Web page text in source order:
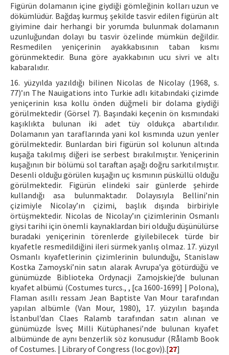
Figürün dolamanın içine giydiği gömleğinin kolları uzun ve
dökümlüdür. Bağdaş kurmuş şekilde tasvir edilen figürün alt
giyimine dair herhangi bir yorumda bulunmak dolamanın
uzunluğundan dolayı bu tasvir özelinde mümkün değildir.
Resmedilen yeniçerinin ayakkabısının taban kısmı
görünmektedir. Buna göre ayakkabının ucu sivri ve altı
kabaralıdır.
16. yüzyılda yazıldığı bilinen Nicolas de Nicolay (1968, s.
77)’ın The Nauigations into Turkie adlı kitabındaki çizimde
yeniçerinin kısa kollu önden düğmeli bir dolama giydiği
görülmektedir (Görsel 7). Başındaki keçenin ön kısmındaki
kaşıklıkta bulunan iki adet tüy oldukça abartılıdır.
Dolamanın yan taraflarında yani kol kısmında uzun yenler
görülmektedir. Bunlardan biri figürün sol kolunun altında
kuşağa takılmış diğeri ise serbest bırakılmıştır. Yeniçerinin
kuşağının bir bölümü sol taraftan aşağı doğru sarkıtılmıştır.
Desenli olduğu görülen kuşağın uç kısmının püsküllü olduğu
görülmektedir. Figürün elindeki sair günlerde şehirde
kullandığı asa bulunmaktadır. Dolayısıyla Bellini’nin
çizimiyle Nicolay’ın çizimi, başlık dışında birbiriyle
örtüşmektedir. Nicolas de Nicolay’ın çizimlerinin Osmanlı
giysi tarihi için önemli kaynaklardan biri olduğu düşünülürse
buradaki yeniçerinin törenlerde giyilebilecek türde bir
kıyafetle resmedildiğini ileri sürmek yanlış olmaz. 17. yüzyıl
Osmanlı kıyafetlerinin çizimlerinin bulunduğu, Stanislaw
Kostka Zamoyski’nin satın alarak Avrupa’ya götürdüğü ve
günümüzde Biblioteka Ordynacji Zamojskiej’de bulunan
kıyafet albümü (Costumes turcs., , [ca 1600-1699] | Polona),
Flaman asıllı ressam Jean Baptiste Van Mour tarafından
yapılan albümle (Van Mour, 1980), 17. yüzyılın başında
İstanbul’dan Claes Ralamb tarafından satın alınan ve
günümüzde İsveç Milli Kütüphanesi’nde bulunan kıyafet
albümünde de aynı benzerlik söz konusudur (Rålamb Book
of Costumes. | Library of Congress (loc.gov)).[27]